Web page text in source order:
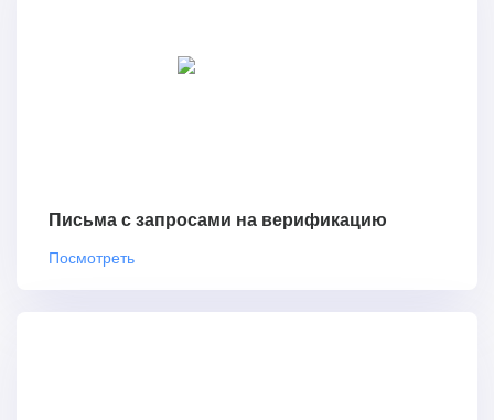
Письма с запросами на верификацию
Посмотреть